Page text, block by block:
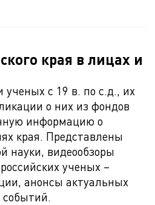
края в лицах и
с 19 в. по с.д., их
о них из фондов
информацию о
края. Представлены
науки, видеообзоры
ученых –
анонсы актуальных
событий.